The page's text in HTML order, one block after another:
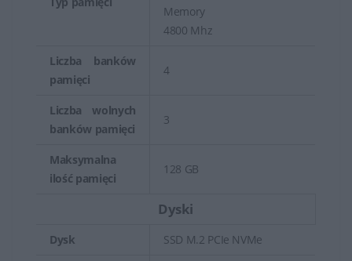
Memory
4800 Mhz
Liczba banków
pamięci
4
Liczba wolnych
banków pamięci
3
Maksymalna
ilość pamięci
128 GB
Dyski
Dysk SSD M.2 PCIe NVMe